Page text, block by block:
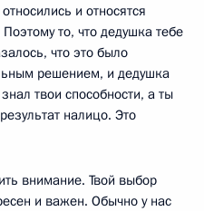
и относятся
то, что дедушка тебе
что это было
решением, и дедушка
твои способности, а ты
налицо. Это
внимание. Твой выбор
и важен. Обычно у нас